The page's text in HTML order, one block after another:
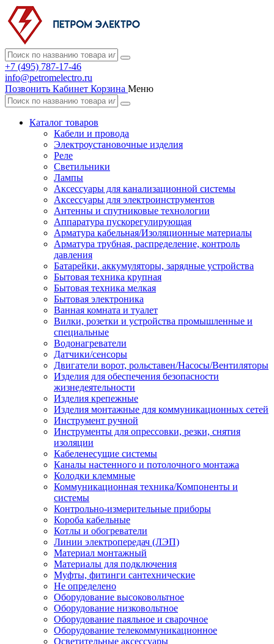
+7 (495) 787-17-46
info@petromelectro.ru
Позвонить Кабинет Корзина Меню
Каталог товаров
Кабели и провода
Электроустановочные изделия
Реле
Светильники
Лампы
Аксессуары для канализационной системы
Аксессуары для электроинструментов
Антенны и спутниковые технологии
Аппаратура пускорегулирующая
Арматура кабельная/Изоляционные материалы
Арматура трубная, распределение, контроль
давления
Батарейки, аккумуляторы, зарядные устройства
Бытовая техника крупная
Бытовая техника мелкая
Бытовая электроника
Ванная комната и туалет
Вилки, розетки и устройства промышленные и
специальные
Водонагреватели
Датчики/сенсоры
Двигатели ворот, рольставен/Насосы/Вентиляторы
Изделия для обеспечения безопасности
жизнедеятельности
Изделия крепежные
Изделия монтажные для коммуникационных сетей
Инструмент ручной
Инструменты для опрессовки, резки, снятия
изоляции
Кабеленесущие системы
Каналы настенного и потолочного монтажа
Колодки клеммные
Коммуникационная техника/Компоненты и
системы
Контрольно-измерительные приборы
Короба кабельные
Котлы и обогреватели
Линии электропередач (ЛЭП)
Материал монтажный
Материалы для подключения
Муфты, фитинги сантехнические
Не определено
Оборудование высоковольтное
Оборудование низковольтное
Оборудование паяльное и сварочное
Оборудование телекоммуникационное
Осветительные аксессуары